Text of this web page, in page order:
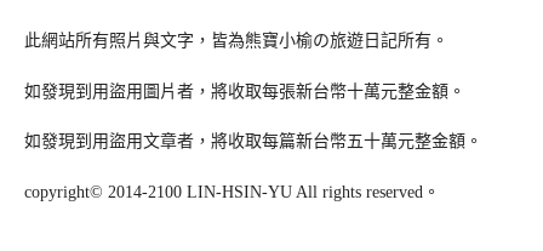
此網站所有照片與文字，皆為熊寶小榆の旅遊日記所有。
如發現到用盜用圖片者，將收取每張新台幣十萬元整金額。
如發現到用盜用文章者，將收取每篇新台幣五十萬元整金額。
copyright© 2014-2100 LIN-HSIN-YU All rights reserved。